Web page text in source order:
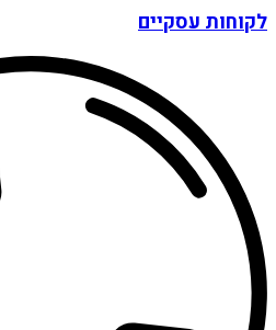
לקוחות עסקיים